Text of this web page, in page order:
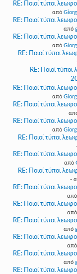
RE: Ποιοί τύποι
από
RE: Ποιοί τύποι
από
RE: Ποιοί τύποι
από
RE: Ποιοί τύποι
RE: Ποιοί
RE: Ποιοί τύποι
από
RE: Ποιοί τύποι
RE: Ποιοί τύποι
από
RE: Ποιοί τύποι
RE: Ποιοί τύποι
από
RE: Ποιοί τύποι
-
RE: Ποιοί τύποι
από
RE: Ποιοί τύποι
από
RE: Ποιοί τύποι
από
RE: Ποιοί τύποι
από
RE: Ποιοί τύποι
από
RE: Ποιοί τύποι